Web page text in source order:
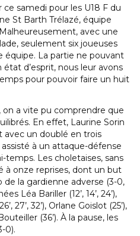
samedi pour les U18 F du
St Barth Trélazé, équipe
avec une
seulement six joueuses
équipe. La partie ne pouvant
d’esprit, nous leur avons
pour pouvoir faire un huit
a vite pu comprendre que
En effet, Laurine Sorin
avec un doublé en trois
assisté à un attaque-défense
Les choletaises, sans
à onze reprises, dont un but
la gardienne adverse (3-0,
Léa Bariller (12’, 14’, 24’),
27’, 32’), Orlane Goislot (25’),
(36’). À la pause, les
0).